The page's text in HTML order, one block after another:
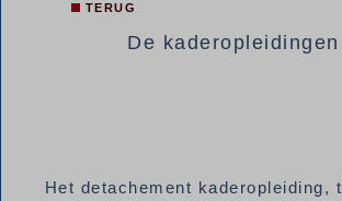
TERUG
De
Het detachement kaderopleiding,